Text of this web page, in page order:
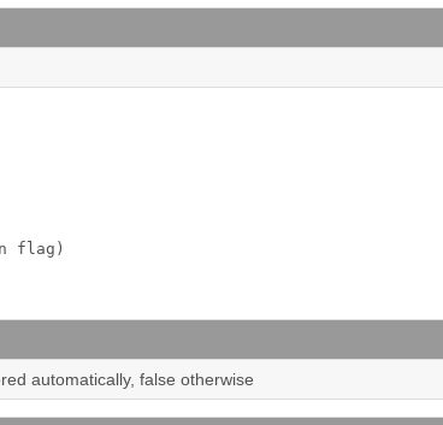
flag)
automatically, false otherwise